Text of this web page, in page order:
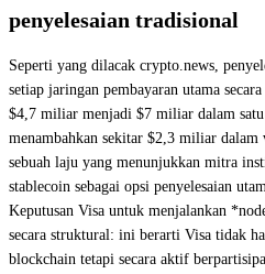
penyelesaian tradisional
Seperti yang dilacak crypto.news,
setiap jaringan pembayaran utama
$4,7 miliar menjadi $7 miliar dalam
menambahkan sekitar $2,3 miliar
sebuah laju yang menunjukkan mitra
stablecoin sebagai opsi penyelesaian
Keputusan Visa untuk menjalankan
secara struktural: ini berarti Visa tidak
blockchain tetapi secara aktif